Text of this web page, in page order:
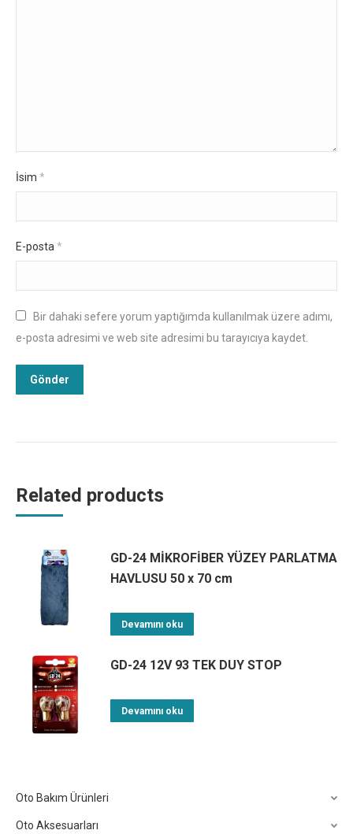
İsim *
E-posta *
Bir dahaki sefere yorum yaptığımda kullanılmak üzere adımı,
e-posta adresimi ve web site adresimi bu tarayıcıya kaydet.
Related products
GD-24 MİKROFİBER YÜZEY PARLATMA
HAVLUSU 50 x 70 cm
Devamını oku
GD-24 12V 93 TEK DUY STOP
Devamını oku
Oto Bakım Ürünleri
Oto Aksesuarları